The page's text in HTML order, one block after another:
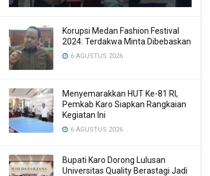
Korupsi Medan Fashion Festival
2024: Terdakwa Minta Dibebaskan
6 AGUSTUS 2026
Menyemarakkan HUT Ke-81 RI,
Pemkab Karo Siapkan Rangkaian
Kegiatan Ini
6 AGUSTUS 2026
Bupati Karo Dorong Lulusan
Universitas Quality Berastagi Jadi